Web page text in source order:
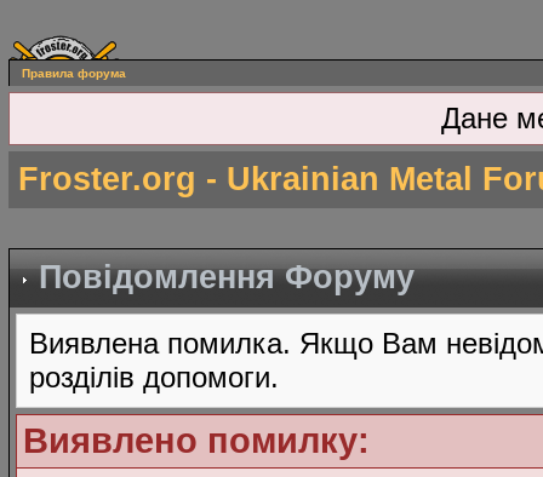
Правила форума
Дане
Froster.org - Ukrainian Metal
Повідомлення Форуму
Виявлена помилка. Якщо Вам
розділів допомоги.
Виявлено помилку: